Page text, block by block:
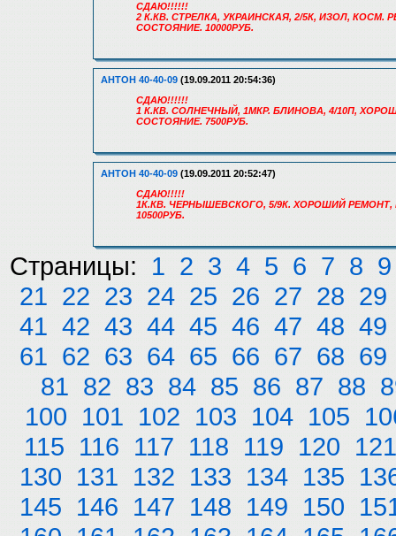
СДАЮ!!!!!!
2 К.КВ. СТРЕЛКА, УКРАИНСКАЯ, 2/5К, ИЗОЛ,
СОСТОЯНИЕ. 10000РУБ.
АНТОН 40-40-09 (19.09.2011 20:54:36)
СДАЮ!!!!!!
1 К.КВ. СОЛНЕЧНЫЙ, 1МКР. БЛИНОВА, 4/10П,
СОСТОЯНИЕ. 7500РУБ.
АНТОН 40-40-09 (19.09.2011 20:52:47)
СДАЮ!!!!!
1К.КВ. ЧЕРНЫШЕВСКОГО, 5/9К. ХОРОШИЙ
10500РУБ.
Страницы: 1 2 3 4 5 6 7 8 9
21 22 23 24 25 26 27 28 29
41 42 43 44 45 46 47 48 49
61 62 63 64 65 66 67 68 69
81 82 83 84 85 86 87 88
100 101 102 103 104 105
115 116 117 118 119 120 121
130 131 132 133 134 135
145 146 147 148 149 150